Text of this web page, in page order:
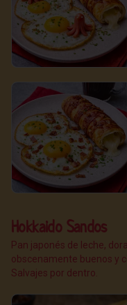
Hokkaido Sandos
Pan japonés de leche,
obscenamente buenos y
Salvajes por dentro.